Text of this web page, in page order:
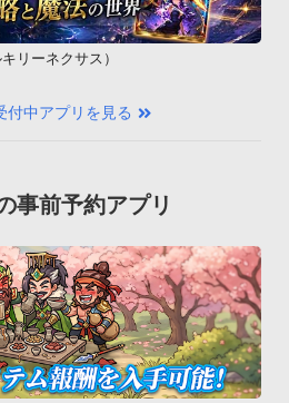
リーネクサス）
付中アプリを見る
事前予約アプリ